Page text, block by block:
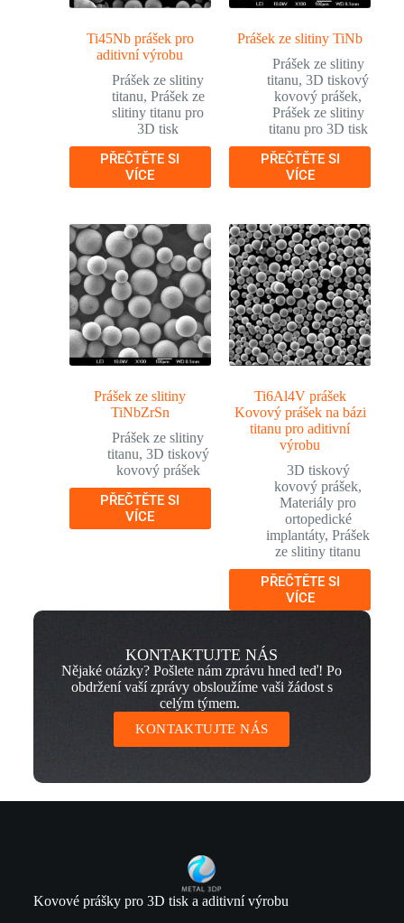
Ti45Nb prášek pro
aditivní výrobu
Prášek ze slitiny
titanu, Prášek ze
slitiny titanu pro
3D tisk
PŘEČTĚTE SI
VÍCE
Prášek ze slitiny TiNb
Prášek ze slitiny
titanu,3D tiskový
kovový prášek,
Prášek ze slitiny
titanu pro 3D tisk
PŘEČTĚTE SI
VÍCE
Prášek ze slitiny
TiNbZrSn
Prášek ze slitiny
titanu, 3D tiskový
kovový prášek
PŘEČTĚTE SI
VÍCE
Ti6Al4V prášek
Kovový prášek na bázi
titanu pro aditivní
výrobu
3D tiskový
kovový prášek,
Materiály pro
ortopedické
implantáty,Prášek
ze slitiny titanu
PŘEČTĚTE SI
VÍCE
KONTAKTUJTE NÁS
Nějaké otázky? Pošlete nám zprávu hned teď! Po
obdržení vaší zprávy obsloužíme vaši žádost s
celým týmem.
KONTAKTUJTE NÁS
Kovové prášky pro 3D tisk a aditivní výrobu